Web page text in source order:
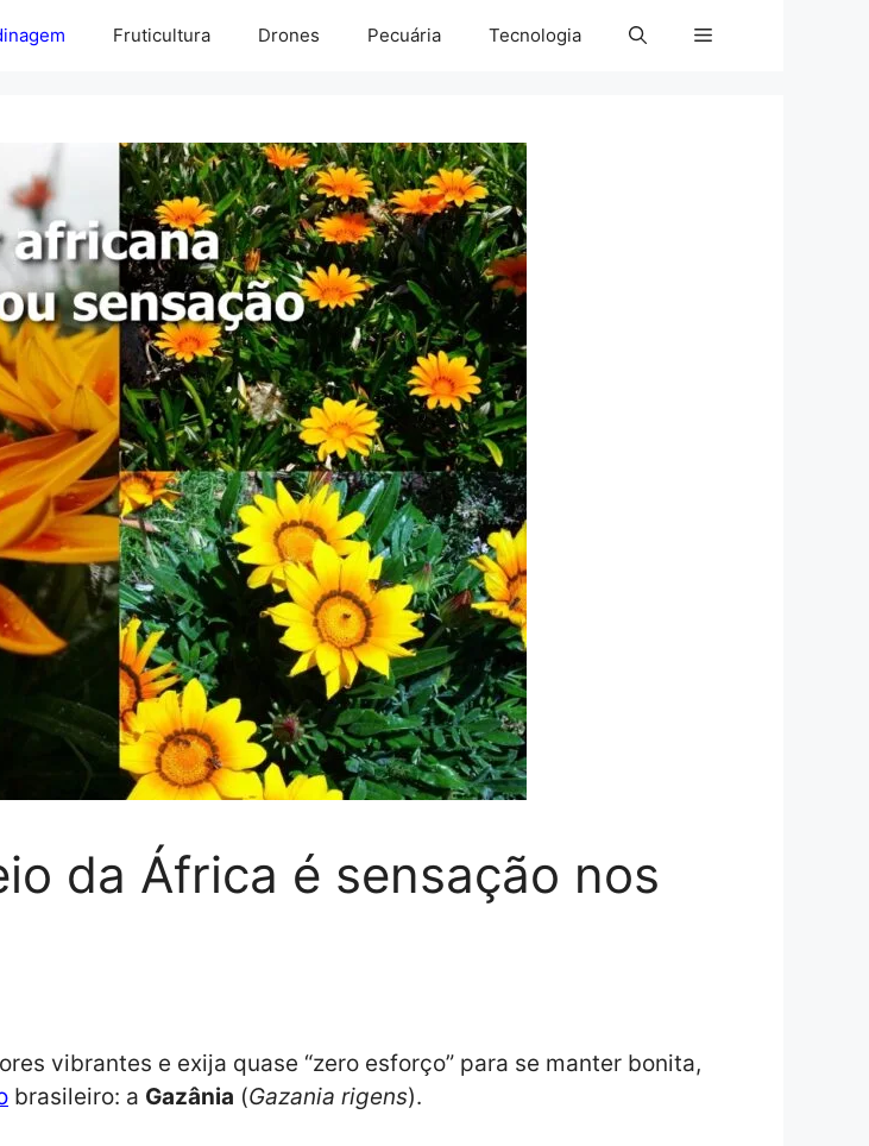
Fruticultura Drones Pecuária Tecnologia
da África é sensação nos
vibrantes e exija quase “zero esforço” para se manter bonita,
brasileiro: a Gazânia (Gazania rigens).